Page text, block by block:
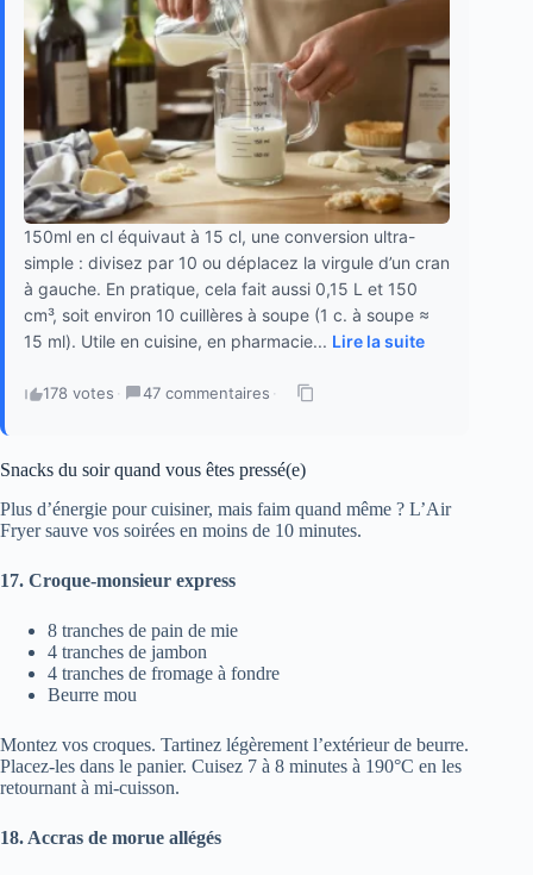
150ml en cl équivaut à 15 cl, une conversion ultra-
simple : divisez par 10 ou déplacez la virgule d’un cran
à gauche. En pratique, cela fait aussi 0,15 L et 150
cm³, soit environ 10 cuillères à soupe (1 c. à soupe ≈
15 ml). Utile en cuisine, en pharmacie... Lire la suite
178 votes · 47 commentaires ·
Snacks du soir quand vous êtes pressé(e)
Plus d’énergie pour cuisiner, mais faim quand même ? L’Air
Fryer sauve vos soirées en moins de 10 minutes.
17. Croque-monsieur express
8 tranches de pain de mie
4 tranches de jambon
4 tranches de fromage à fondre
Beurre mou
Montez vos croques. Tartinez légèrement l’extérieur de beurre.
Placez-les dans le panier. Cuisez 7 à 8 minutes à 190°C en les
retournant à mi-cuisson.
18. Accras de morue allégés